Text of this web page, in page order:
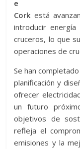
e
Cork está
introducir
cruceros, lo que
operaciones de
Se han
planificación y
ofrecer
un futuro
objetivos de
refleja el
emisiones y la